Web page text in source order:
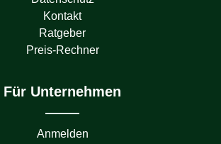
Kontakt
Ratgeber
Preis-Rechner
Für Unternehmen
Anmelden